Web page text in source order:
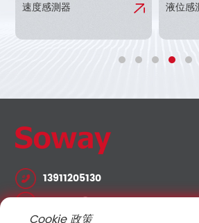
速度感測器 液位感
13911205130
lvshuo@sowaysensor.com